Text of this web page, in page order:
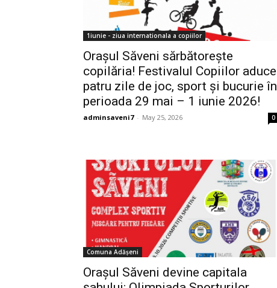
1iunie - ziua internationala a copiilor
Orașul Săveni sărbătorește
copilăria! Festivalul Copiilor aduce
patru zile de joc, sport și bucurie în
perioada 29 mai – 1 iunie 2026!
adminsaveni7 - May 25, 2026 0
Comuna Adășeni
Orașul Săveni devine capitala